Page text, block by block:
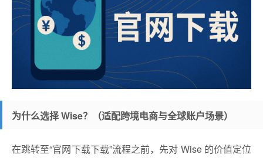
为什么选择 Wise？（适配跨境电商与全球账户场景）
在跳转至“官网下载下载”流程之前，先对 Wise 的价值定位